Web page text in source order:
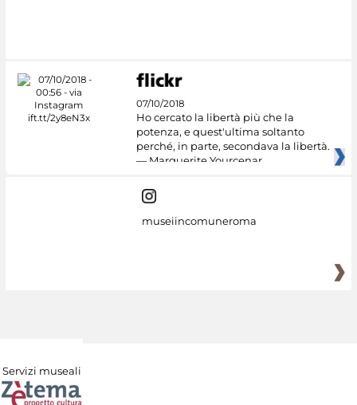
07/10/2018
Ho cercato la libertà più che la
potenza, e quest'ultima soltanto
perché, in parte, secondava la libertà.
— Marguerite Yourcenar
museiincomuneroma
Servizi museali